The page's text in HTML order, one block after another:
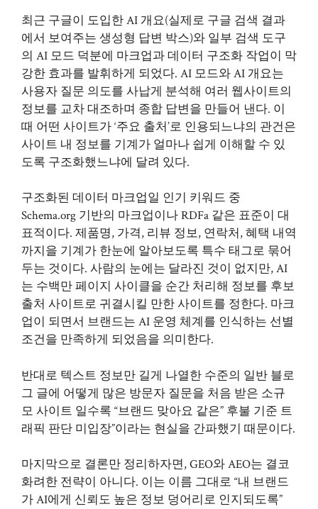
최근 구글이 도입한 AI 개요(실제로 구글 검색 결과
에서 보여주는 생성형 답변 박스)와 일부 검색 도구
의 AI 모드 덕분에 마크업과 데이터 구조화 작업이 막
강한 효과를 발휘하게 되었다. AI 모드와 AI 개요는
사용자 질문 의도를 사납게 분석해 여러 웹사이트의
정보를 교차 대조하며 종합 답변을 만들어 낸다. 이
때 어떤 사이트가 ‘주요 출처’로 인용되느냐의 관건은
사이트 내 정보를 기계가 얼마나 쉽게 이해할 수 있
도록 구조화했느냐에 달려 있다.
구조화된 데이터 마크업일 인기 키워드 중
Schema.org 기반의 마크업이나 RDFa 같은 표준이 대
표적이다. 제품명, 가격, 리뷰 정보, 연락처, 혜택 내역
까지을 기계가 한눈에 알아보도록 특수 태그로 묶어
두는 것이다. 사람의 눈에는 달라진 것이 없지만, AI
는 수백만 페이지 사이클을 순간 처리해 정보를 후보
출처 사이트로 귀결시킬 만한 사이트를 정한다. 마크
업이 되면서 브랜드는 AI 운영 체계를 인식하는 선별
조건을 만족하게 되었음을 의미한다.
반대로 텍스트 정보만 길게 나열한 수준의 일반 블로
그 글에 어떻게 많은 방문자 질문을 처음 받은 소규
모 사이트 일수록 “브랜드 맞아요 같은” 후불 기준 트
래픽 판단 미입장”이라는 현실을 간파했기 때문이다.
마지막으로 결론만 정리하자면, GEO와 AEO는 결코
화려한 전략이 아니다. 이는 이름 그대로 “내 브랜드
가 AI에게 신뢰도 높은 정보 덩어리로 인지되도록”